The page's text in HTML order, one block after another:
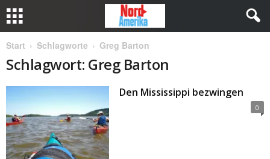
Start Schlagworte Greg Barton
Schlagwort: Greg Barton
Den Mississippi bezwingen
0